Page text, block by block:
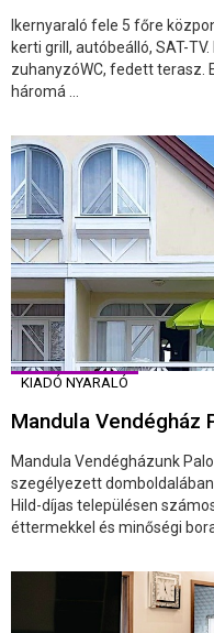
Ikernyaraló fele 5 főre
kerti grill, autóbeálló, SAT-
zuhanyzóWC, fedett terasz.
háromá ...
KIADÓ NYARALÓ
Mandula Vendégház
Mandula Vendégházunk
szegélyezett
Hild-díjas településen
éttermekkel és minőségi